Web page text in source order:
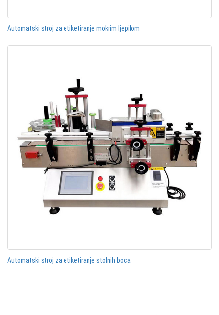
Automatski stroj za etiketiranje mokrim ljepilom
Automatski stroj za etiketiranje stolnih boca